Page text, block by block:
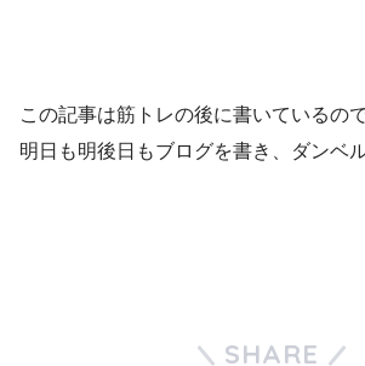
この記事は筋トレの後に書いているの
明日も明後日もブログを書き、ダンベ
SHARE